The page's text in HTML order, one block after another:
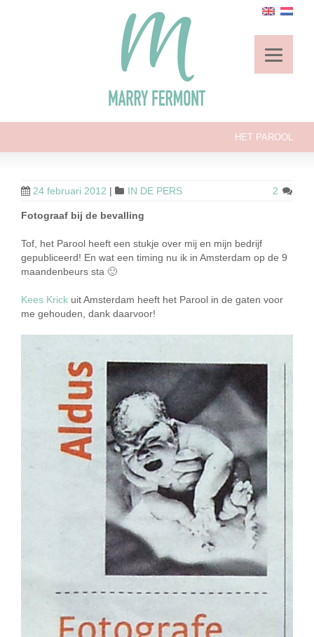
HET PAROOL
24 februari 2012 | IN DE PERS 2
Fotograaf bij de bevalling
Tof, het Parool heeft een stukje over mij en mijn bedrijf
gepubliceerd! En wat een timing nu ik in Amsterdam op de 9
maandenbeurs sta 🙂
Kees Krick uit Amsterdam heeft het Parool in de gaten voor
me gehouden, dank daarvoor!